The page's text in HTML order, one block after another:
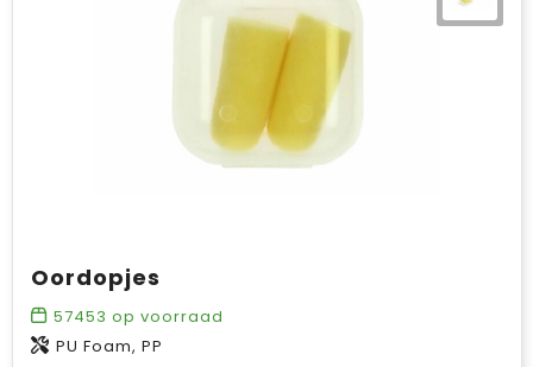
Oordopjes
57453 op voorraad
PU Foam, PP